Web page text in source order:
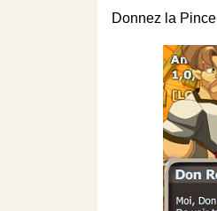
Donnez la